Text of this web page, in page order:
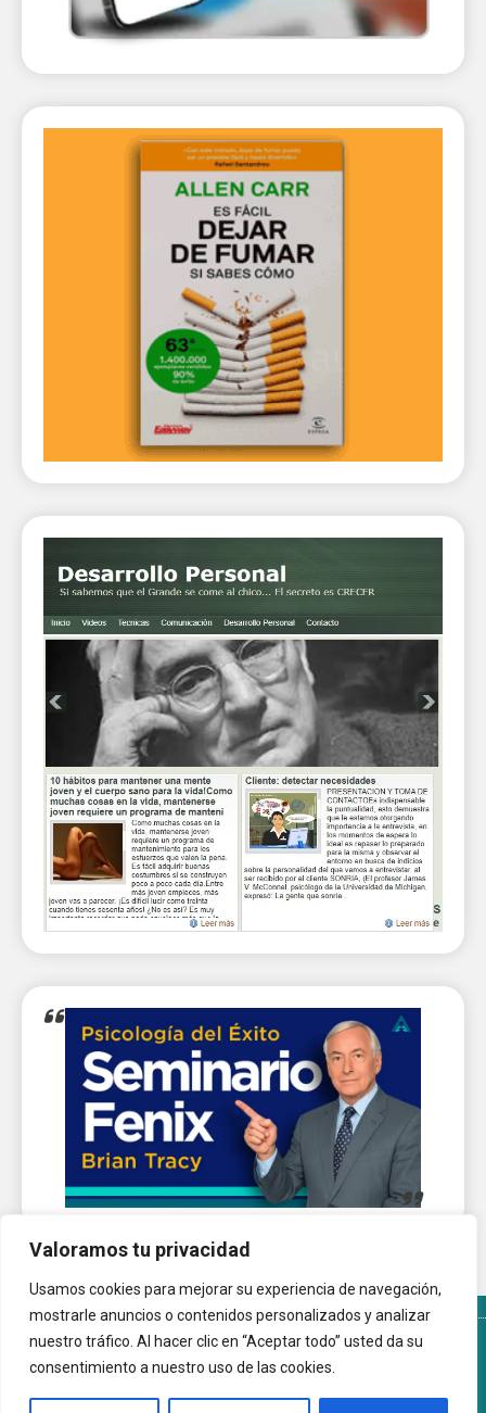
Valoramos tu privacidad
Usamos cookies para mejorar su experiencia de navegación,
mostrarle anuncios o contenidos personalizados y analizar
nuestro tráfico. Al hacer clic en “Aceptar todo” usted da su
consentimiento a nuestro uso de las cookies.
Política de Cookies